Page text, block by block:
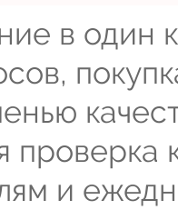
в один
проверка
и